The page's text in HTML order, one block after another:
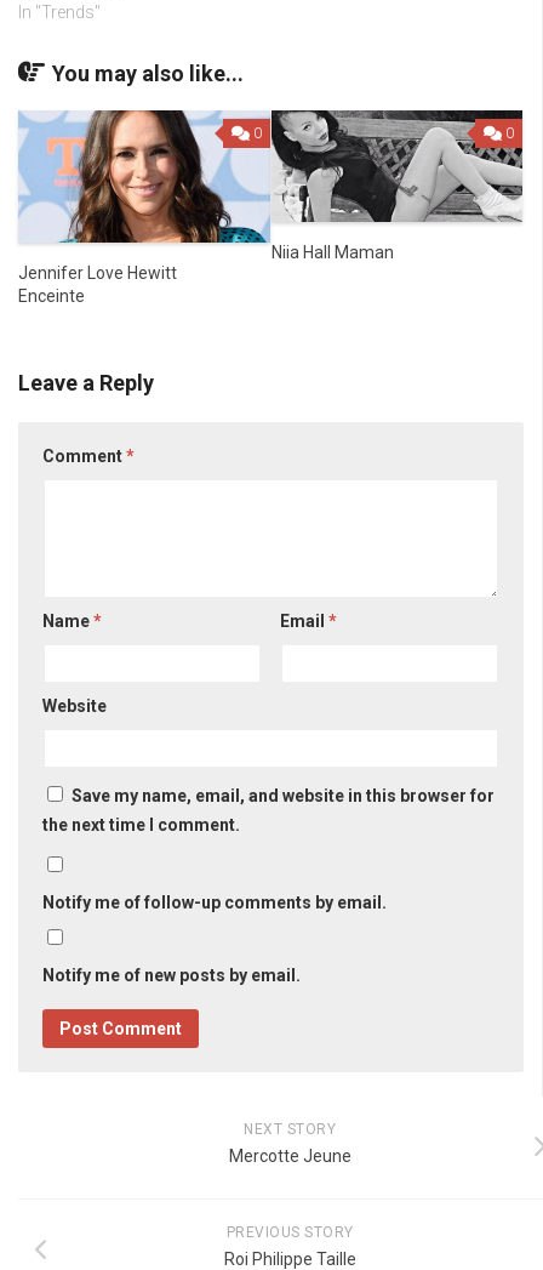
In "Trends"
You may also like...
0
Jennifer Love Hewitt
Enceinte
0
Niia Hall Maman
Leave a Reply
Comment*
Name* Email*
Website
Save my name, email, and website in this browser for
the next time I comment.
Notify me of follow-up comments by email.
Notify me of new posts by email.
NEXT STORY
Mercotte Jeune
PREVIOUS STORY
Roi Philippe Taille